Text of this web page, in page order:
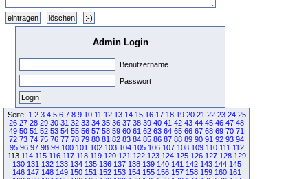
Admin Login
Benutzername
Passwort
Seite: 1 2 3 4 5 6 7 8 9 10 11 12 13 14 15 16 17 18 19 20 21 22 23 24 25
26 27 28 29 30 31 32 33 34 35 36 37 38 39 40 41 42 43 44 45 46 47 48
49 50 51 52 53 54 55 56 57 58 59 60 61 62 63 64 65 66 67 68 69 70 71
72 73 74 75 76 77 78 79 80 81 82 83 84 85 86 87 88 89 90 91 92 93 94
95 96 97 98 99 100 101 102 103 104 105 106 107 108 109 110 111 112
113 114 115 116 117 118 119 120 121 122 123 124 125 126 127 128 129
130 131 132 133 134 135 136 137 138 139 140 141 142 143 144 145
146 147 148 149 150 151 152 153 154 155 156 157 158 159 160 161